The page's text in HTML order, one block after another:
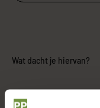
Wat dacht je hiervan?